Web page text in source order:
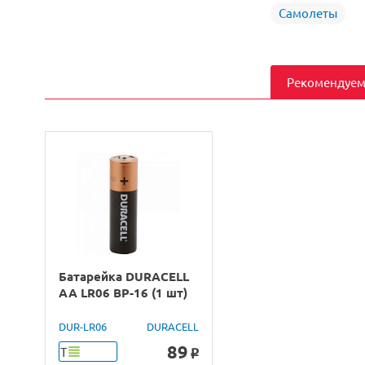
Самолеты
Батарейка DURACELL
AA LR06 BP-16 (1 шт)
DUR-LR06 DURACELL
Т 89 o